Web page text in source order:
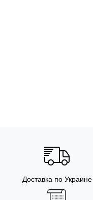
Доставка по Украине